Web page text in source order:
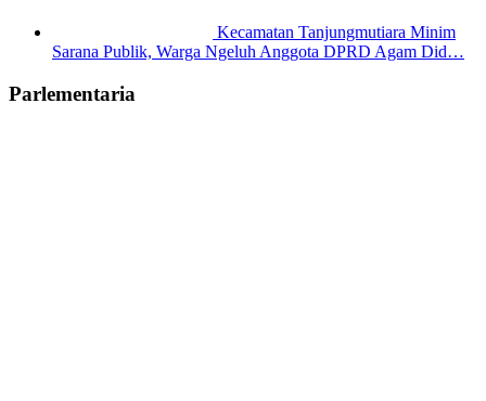
Kecamatan Tanjungmutiara Minim
Sarana Publik, Warga Ngeluh Anggota DPRD Agam Did…
Parlementaria